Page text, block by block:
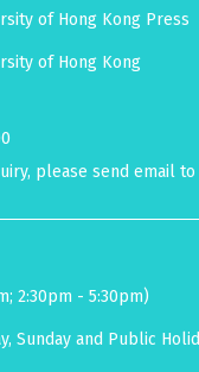
of Hong Kong Press
of Hong Kong
please send email to
2:30pm - 5:30pm)
Sunday and Public